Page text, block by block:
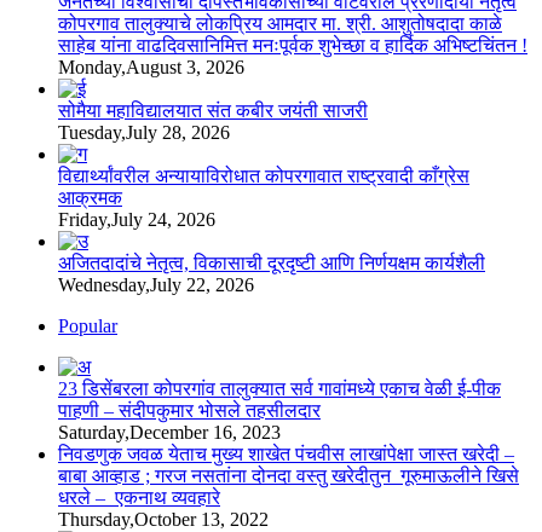
कोपरगाव तालुक्याचे लोकप्रिय आमदार मा. श्री. आशुतोषदादा काळे
साहेब यांना वाढदिवसानिमित्त मनःपूर्वक शुभेच्छा व हार्दिक अभिष्टचिंतन !
Monday,August 3, 2026
सोमैया महाविद्यालयात संत कबीर जयंती साजरी
Tuesday,July 28, 2026
विद्यार्थ्यांवरील अन्यायाविरोधात कोपरगावात राष्ट्रवादी काँग्रेस
आक्रमक
Friday,July 24, 2026
अजितदादांचे नेतृत्व, विकासाची दूरदृष्टी आणि निर्णयक्षम कार्यशैली
Wednesday,July 22, 2026
Popular
23 डिसेंबरला कोपरगांव तालुक्‍यात सर्व गावांमध्ये एकाच वेळी ई-पीक
पाहणी – संदीपकुमार भोसले तहसीलदार
Saturday,December 16, 2023
निवडणुक जवळ येताच मुख्य शाखेत पंचवीस लाखांपेक्षा जास्त खरेदी –
बाबा आव्हाड ; गरज नसतांना दोनदा वस्तु खरेदीतुन गूरुमाऊलीने खिसे
धरले – एकनाथ व्यवहारे
Thursday,October 13, 2022